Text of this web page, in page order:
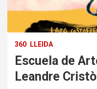
360 LLEIDA
Escuela de
Leandre